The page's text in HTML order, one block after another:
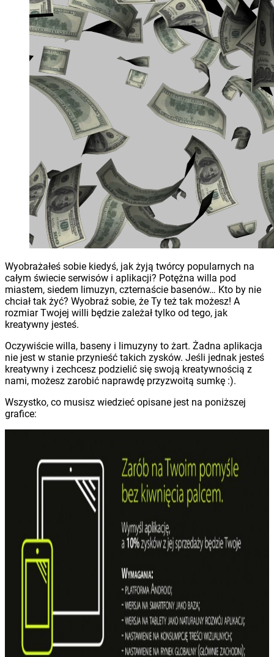
Wyobrażałeś sobie kiedyś, jak żyją twórcy popularnych na
całym świecie serwisów i aplikacji? Potężna willa pod
miastem, siedem limuzyn, czternaście basenów… Kto by nie
chciał tak żyć? Wyobraź sobie, że Ty też tak możesz! A
rozmiar Twojej willi będzie zależał tylko od tego, jak
kreatywny jesteś.
Oczywiście willa, baseny i limuzyny to żart. Żadna aplikacja
nie jest w stanie przynieść takich zysków. Jeśli jednak jesteś
kreatywny i zechcesz podzielić się swoją kreatywnością z
nami, możesz zarobić naprawdę przyzwoitą sumkę :).
Wszystko, co musisz wiedzieć opisane jest na poniższej
grafice: